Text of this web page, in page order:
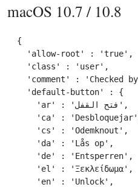
macOS 10.7 / 10.8
{
  'allow-root' : 'true',
  'class' : 'user',
'comment' : 'Checked
  'default-button' : {
    'ar' : 'فتح القفل',
'ca' :
    'cs' : 'Odemknout',
    'da' : 'Lås op',
    'de' : 'Entsperren',
    'el' : 'Ξεκλείδωμα',
    'en' : 'Unlock',